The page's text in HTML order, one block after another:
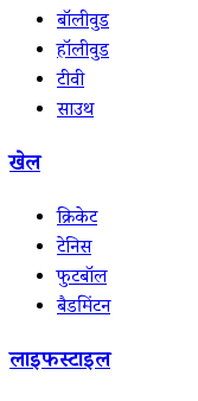
बॉलीवुड
हॉलीवुड
टीवी
साउथ
खेल
क्रिकेट
टेनिस
फुटबॉल
बैडमिंटन
लाइफस्टाइल